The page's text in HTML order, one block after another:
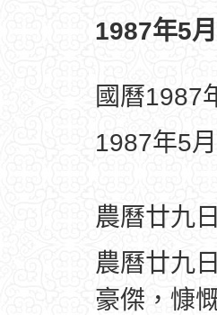
1987年5
國曆1987
1987年5
農曆廿九
農曆廿九
豪傑，慷